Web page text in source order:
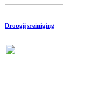
Droogijsreiniging